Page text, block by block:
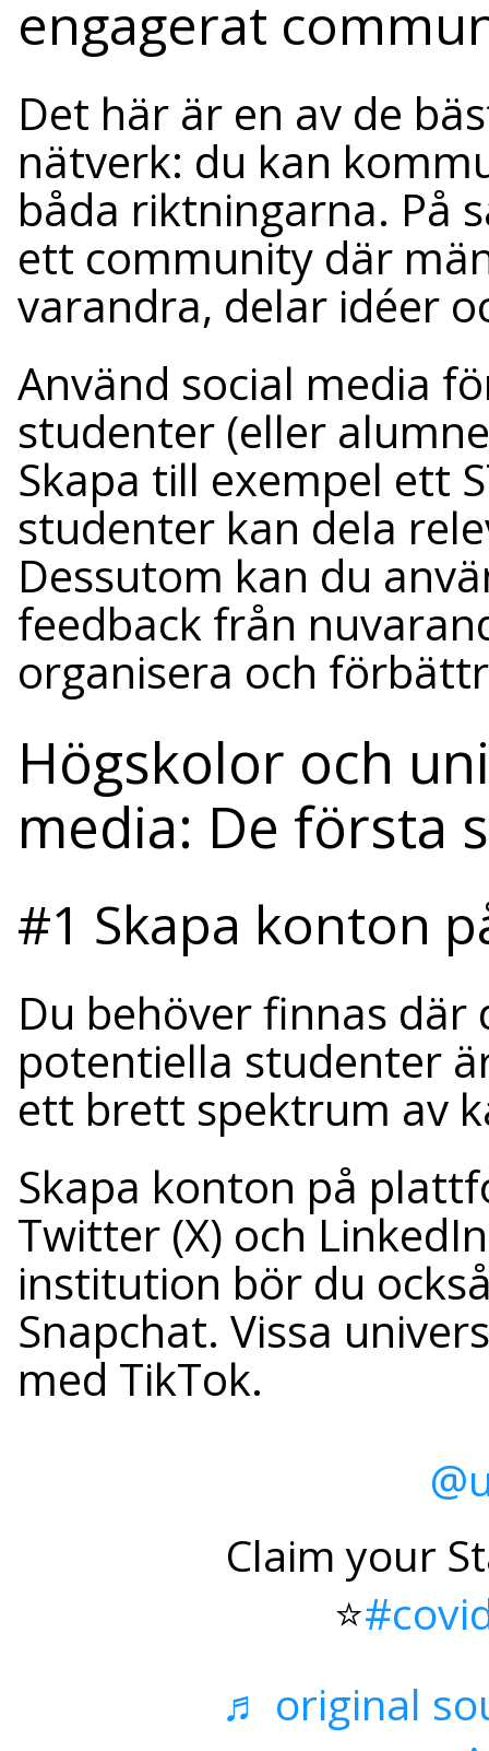
engagerat
Det här är en av de
nätverk: du kan
båda riktningarna. På
ett community där
varandra, delar idéer
Använd social media
studenter (eller
Skapa till exempel ett
studenter kan dela
Dessutom kan du
feedback från
organisera och
Högskolor och
media: De första
#1 Skapa konton
Du behöver finnas
potentiella studenter
ett brett spektrum av
Skapa konton på
Twitter (X) och
institution bör du
Snapchat. Vissa
med TikTok.
Claim your
⭐️
♬ original